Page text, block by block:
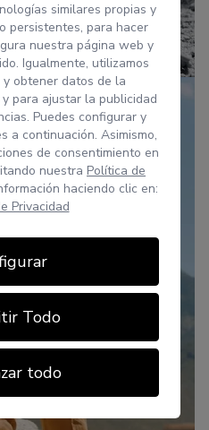
similares propias y
persistentes, para hacer
nuestra página web y
Igualmente, utilizamos
y obtener datos de la
para ajustar la publicidad
Puedes configurar y
a continuación. Asimismo,
de consentimiento en
nuestra Política de
haciendo clic en:
Privacidad
Todo
todo